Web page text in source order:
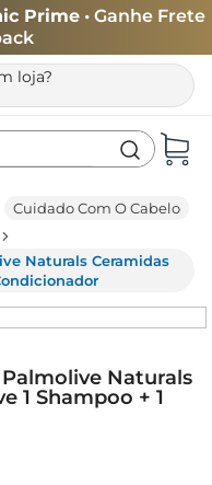
Prime • Ganhe Frete
loja?
Cuidado Com O Cabelo
Naturals Ceramidas
Naturals
1 Shampoo + 1